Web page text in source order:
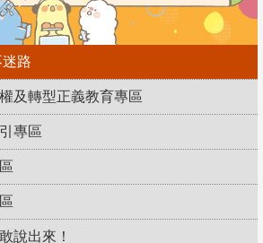
路
及轉型正義教育專區
專區
說出來！